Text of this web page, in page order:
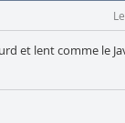
et lent comme le